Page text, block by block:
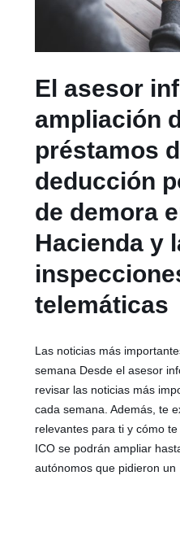
El asesor
ampliación
préstamos
deducción
de demora
Hacienda y
telemáticas
Las noticias más
semana Desde el asesor
revisar las noticias más
cada semana. Además, te
relevantes para ti y cómo
ICO se podrán ampliar
autónomos que pidieron un